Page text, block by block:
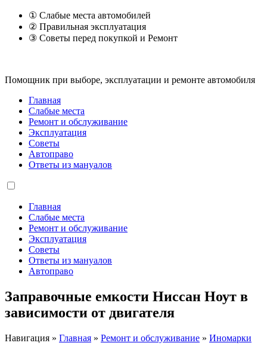
① Слабые места автомобилей
② Правильная эксплуатация
③ Советы перед покупкой и Ремонт
Помощник при выборе, эксплуатации и ремонте автомобиля
Главная
Слабые места
Ремонт и обслуживание
Эксплуатация
Советы
Автоправо
Ответы из мануалов
Главная
Слабые места
Ремонт и обслуживание
Эксплуатация
Советы
Ответы из мануалов
Автоправо
Заправочные емкости Ниссан Ноут в
зависимости от двигателя
Навигация » Главная » Ремонт и обслуживание » Иномарки